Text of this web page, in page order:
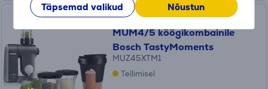
Täpsemad valikud Nõustun
Viis-ühes purustusseade
MUM4/5 köögikombainile
Bosch TastyMoments
MUZ45XTM1
Tellimisel